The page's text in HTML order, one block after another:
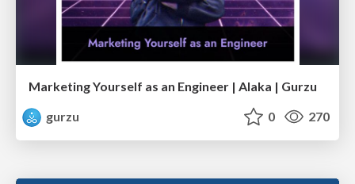
Marketing Yourself as an Engineer | Alaka | Gurzu
gurzu
0 270